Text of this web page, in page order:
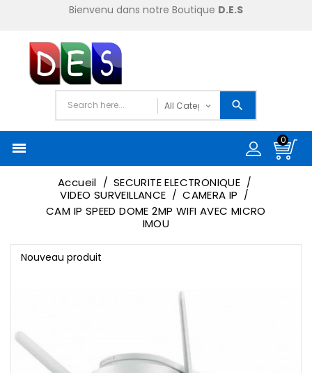
Bienvenu dans notre Boutique D.E.S

0
Accueil
SECURITE ELECTRONIQUE
VIDEO SURVEILLANCE
CAMERA IP
CAM IP SPEED DOME 2MP WIFI AVEC MICRO
IMOU
Nouveau produit